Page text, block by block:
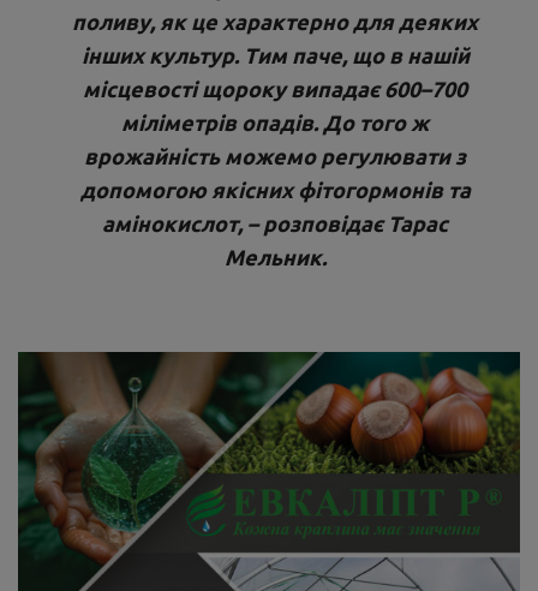
поливу, як це характерно для деяких
інших культур. Тим паче, що в нашій
місцевості щороку випадає 600–700
міліметрів опадів. До того ж
врожайність можемо регулювати з
допомогою якісних фітогормонів та
амінокислот, – розповідає Тарас
Мельник.